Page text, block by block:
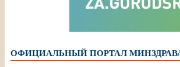
ОФИЦИАЛЬНЫЙ ПОРТАЛ